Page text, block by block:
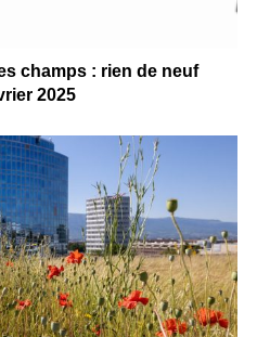
champs : rien de neuf
2025